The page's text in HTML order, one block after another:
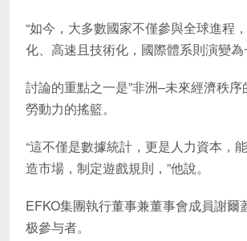
“如今，大多數國家不僅參與全球進程
化、高速且技術化，國際體系則演變
討論的重點之一是”非洲–未來經濟秩
勞動力的搖籃。
“這不僅是數據統計，更是人力資本，
造市場，制定遊戲規則，”他說。
EFKO集團執行董事兼董事會成員謝
极參与者。